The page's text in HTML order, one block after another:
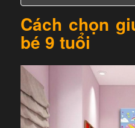
Cách chọn
bé 9 tuổi